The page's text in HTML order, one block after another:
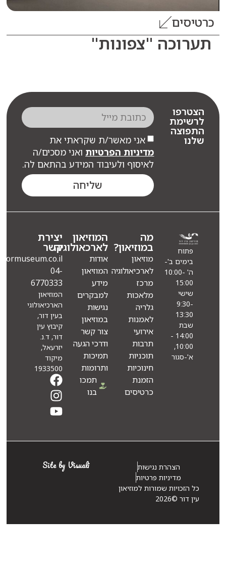
"צפונות"
אני מאשר/ת שקראתי את
מדיניות הפרטיותואני מסכים/ה
לאיסוף ולעיבוד המידע בהתאם לה.
מה
במוזיאון?
מוזיאון
לארכיאולוגיה
מרכז
מלאכות
גלריה
לאמנות
אירועי
תרבות
תוכניות
המוזיאון
לארכאולוגיה
אודות
המוזיאון
מידע
למבקרים
נגישות
במוזיאון
צור קשר
ודרכי הגעה
תמיכות
ותרומות
בנו
יצירת
קשר
Info@eindormuseum.co.il
04-
6770333
המוזיאון
הארכיאולוגי
קיבוץ עין
דור, ד.נ.
יזרעאל,
מיקוד
1933500
הצהרת נגישות
מדיניות פרטיות
הזכויות שמורות למוזיאון
Site by Visuali